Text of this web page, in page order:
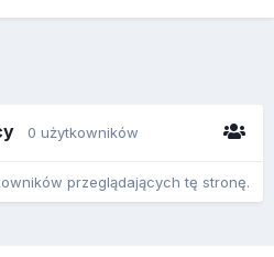
0 użytkowników
przeglądających tę stronę.